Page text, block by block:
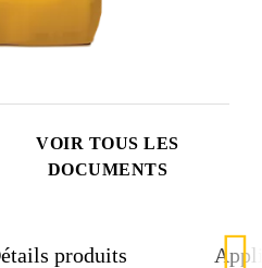
VOIR TOUS LES
DOCUMENTS
produits